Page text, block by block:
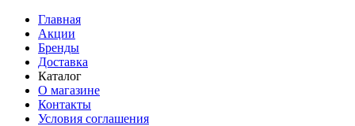
Главная
Акции
Бренды
Доставка
Каталог
О магазине
Контакты
Условия соглашения